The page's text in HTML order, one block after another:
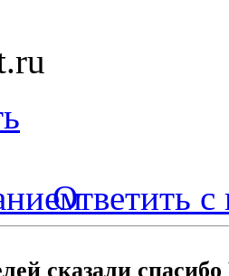
Ответить с
сказали